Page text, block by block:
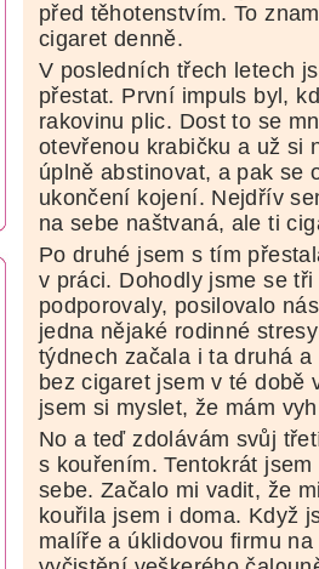
před těhotenstvím. To
cigaret denně.
V posledních třech letech
přestat. První impuls byl,
rakovinu plic. Dost to se
otevřenou krabičku a už si
úplně abstinovat, a pak se
ukončení kojení. Nejdřív
na sebe naštvaná, ale ti
Po druhé jsem s tím
v práci. Dohodly jsme se
podporovaly, posilovalo
jedna nějaké rodinné
týdnech začala i ta druhá
bez cigaret jsem v té době
jsem si myslet, že mám
No a teď zdolávám svůj
s kouřením. Tentokrát
sebe. Začalo mi vadit, že
kouřila jsem i doma. Když
malíře a úklidovou firmu